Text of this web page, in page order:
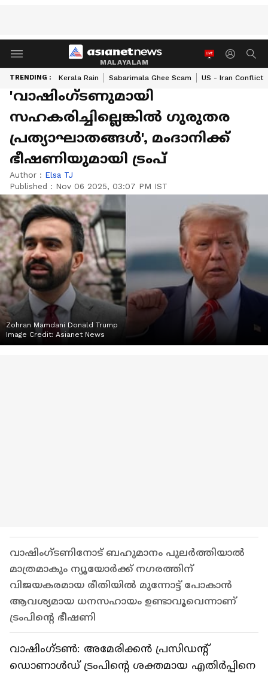
MALAYALAM
TRENDING : Kerala Rain Sabarimala Ghee Scam US - Iran Conflict
'വാഷിംഗ്ടണുമായി
സഹകരിച്ചില്ലെങ്കിൽ ഗുരുതര
പ്രത്യാഘാതങ്ങൾ', മംദാനിക്ക്
ഭീഷണിയുമായി ട്രംപ്
Author : Elsa TJ
Published : Nov 06 2025, 03:07 PM IST
Zohran Mamdani Donald Trump
Image Credit: Asianet News
വാഷിംഗ്ടണിനോട് ബഹുമാനം പുലർത്തിയാൽ
മാത്രമാകും ന്യൂയോ‍ർക്ക് നഗരത്തിന്
വിജയകരമായ രീതിയിൽ മുന്നോട്ട് പോകാൻ
ആവശ്യമായ ധനസഹായം ഉണ്ടാവൂവെന്നാണ്
ട്രംപിന്റെ ഭീഷണി
വാഷിംഗ്ടൺ: അമേരിക്കൻ പ്രസിഡന്റ്
ഡൊണാൾഡ് ട്രംപിന്റെ ശക്തമായ എതിർപ്പിനെ